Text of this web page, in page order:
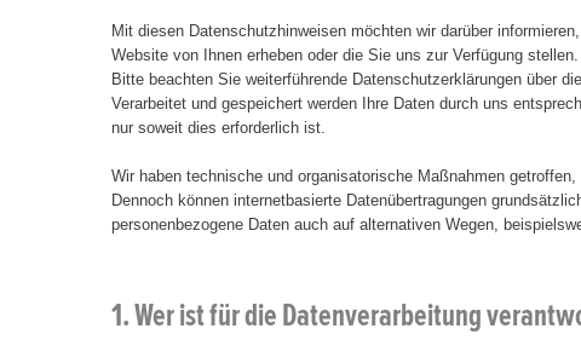
Mit diesen Datenschutzhinweisen möchten wir darüber
Website von Ihnen erheben oder die Sie uns zur Verfügung stellen.
Bitte beachten Sie weiterführende Datenschutzerklärungen über
Verarbeitet und gespeichert werden Ihre Daten durch uns
nur soweit dies erforderlich ist.
Wir haben technische und organisatorische Maßnahmen
Dennoch können internetbasierte Datenübertragungen
personenbezogene Daten auch auf alternativen Wegen,
1. Wer ist für die Datenverarbeitung